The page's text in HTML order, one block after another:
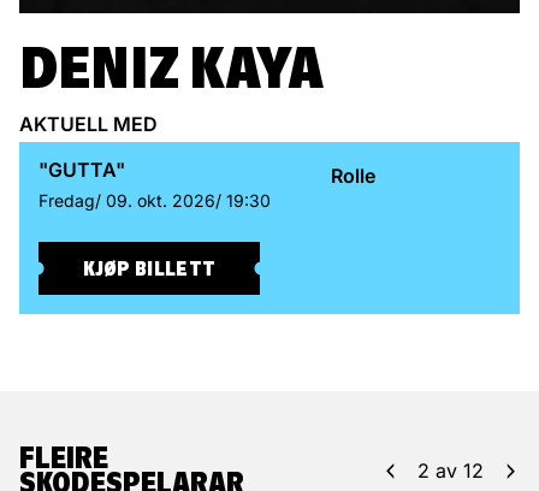
DENIZ KAYA
AKTUELL MED
"GUTTA"
Fredag/ 09. okt. 2026/ 19:30
Rolle
KJØP BILLETT
FLEIRE
SKODESPELARAR 2 av 12